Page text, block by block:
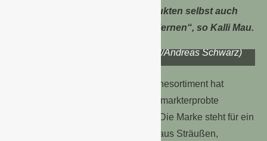
die Möglichkeit, neben den Produkten selbst auch
gleich deren Erzeuger kennenzulernen“, so Kalli Mau.
2026 in Berlin (Foto: ©Landgard/Andreas Schwarz)
Als sinnvolle Ergänzung zum Frischesortiment hat
Landgard in Berlin das inzwischen markterprobte
Konzept „Blumenwerk“ vorgestellt. Die Marke steht für ein
qualitativ überzeugendes Angebot aus Sträußen,